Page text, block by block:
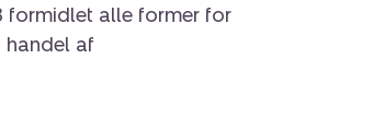
formidlet alle former for
af